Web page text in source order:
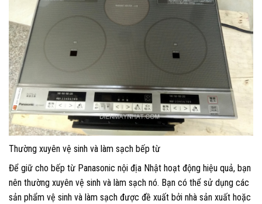
Thường xuyên vệ sinh và làm sạch bếp từ
Để giữ cho bếp từ Panasonic nội địa Nhật hoạt động hiệu quả, bạn
nên thường xuyên vệ sinh và làm sạch nó. Bạn có thể sử dụng các
sản phẩm vệ sinh và làm sạch được đề xuất bởi nhà sản xuất hoặc